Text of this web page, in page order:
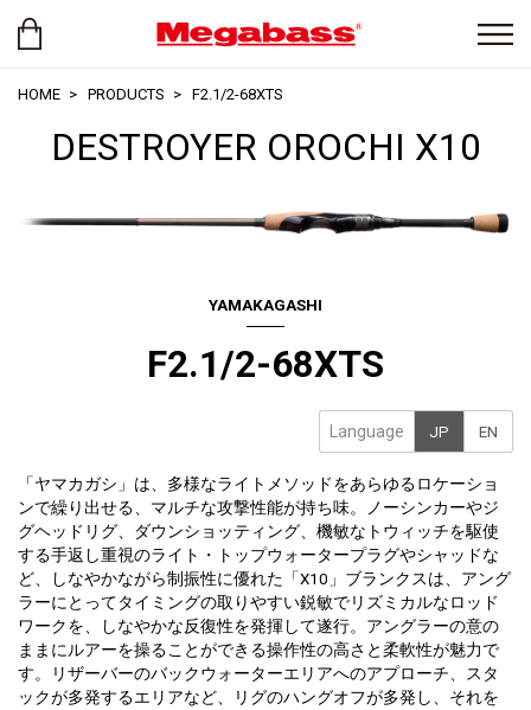
HOME PRODUCTS F2.1/2-68XTS
DESTROYER OROCHI X10
YAMAKAGASHI
F2.1/2-68XTS
Language JP EN
「ヤマカガシ」は、多様なライトメソッドをあらゆるロケーショ
ンで繰り出せる、マルチな攻撃性能が持ち味。ノーシンカーやジ
グヘッドリグ、ダウンショッティング、機敏なトウィッチを駆使
する手返し重視のライト・トップウォータープラグやシャッドな
ど、しなやかながら制振性に優れた「X10」ブランクスは、アング
ラーにとってタイミングの取りやすい鋭敏でリズミカルなロッド
ワークを、しなやかな反復性を発揮して遂行。アングラーの意の
ままにルアーを操ることができる操作性の高さと柔軟性が魅力で
す。リザーバーのバックウォーターエリアへのアプローチ、スタ
ックが多発するエリアなど、リグのハングオフが多発し、それを